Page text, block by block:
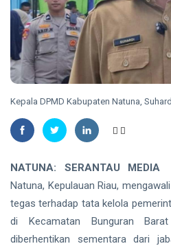
Pekanbaru,
Selidiki
Dugaan
Penganiayaan
INDRAGIRI
HULU
Bupati
Inhu Minta
ASN
Tingkatkan
Kinerja dan
Publik
06
Aug,
17
views
RIAU
Manggala
Masih
Padamkan
Karhutla
Seluas 45
Hektare di
Pelalawan
06
Aug,
2026
28
views
Kepala DPMD Kabupaten Natuna,
NATUNA: SERANTAU MEDIA
Natuna, Kepulauan Riau,
tegas terhadap tata kelola
di Kecamatan Bunguran
diberhentikan sementara dari